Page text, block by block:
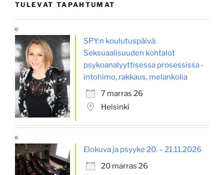
TULEVAT TAPAHTUMAT
SPY:n koulutuspäivä:
Seksuaalisuuden kohtalot
psykoanalyyttisessa prosessissa -
intohimo, rakkaus, melankolia
7 marras 26
Helsinki
Elokuva ja psyyke 20. – 21.11.2026
20 marras 26